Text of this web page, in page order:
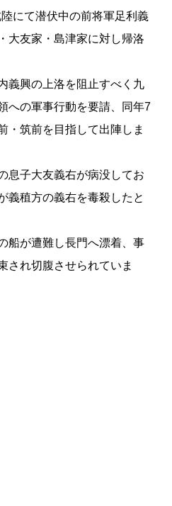
にて潜伏中の前将軍足利義
大友家・島津家に対し帰洛
義興の上洛を阻止すべく九
への軍事行動を要請、同年7
・筑前を目指して出陣しま
息子大友義右が病没してお
義稙方の義右を毒殺したと
船が遭難し長門へ漂着、事
され切腹させられていま